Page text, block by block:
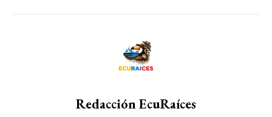
Redacción EcuRaíces